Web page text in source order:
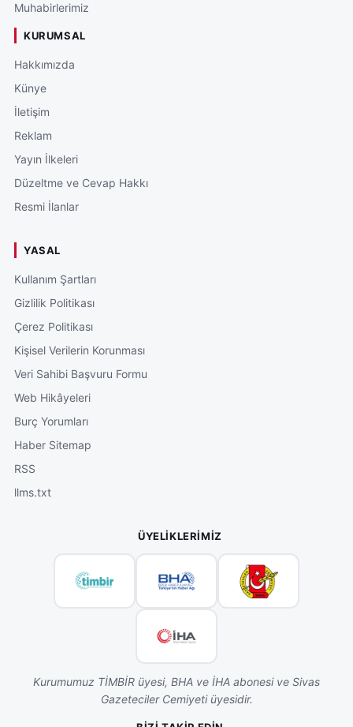
Muhabirlerimiz
KURUMSAL
Hakkımızda
Künye
İletişim
Reklam
Yayın İlkeleri
Düzeltme ve Cevap Hakkı
Resmi İlanlar
YASAL
Kullanım Şartları
Gizlilik Politikası
Çerez Politikası
Kişisel Verilerin Korunması
Veri Sahibi Başvuru Formu
Web Hikâyeleri
Burç Yorumları
Haber Sitemap
RSS
llms.txt
ÜYELIKLERIMIZ
Kurumumuz TİMBİR üyesi, BHA ve İHA abonesi ve Sivas
Gazeteciler Cemiyeti üyesidir.